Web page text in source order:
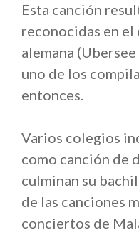
Esta canción
reconocidas en el
alemana
uno de los
entonces.
Varios colegios
como canción de
culminan su
de las canciones
conciertos de